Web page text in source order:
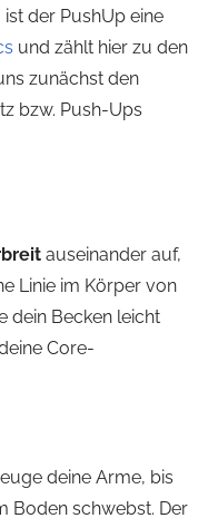
der PushUp eine
und zählt hier zu den
zunächst den
bzw. Push-Ups
auseinander auf,
Linie im Körper von
dein Becken leicht
Core-
deine Arme, bis
Boden schwebst. Der